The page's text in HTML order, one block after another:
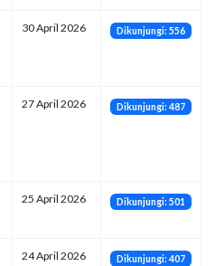
30 April 2026 Dikunjungi: 556
27 April 2026 Dikunjungi: 487
25 April 2026 Dikunjungi: 501
24 April 2026 Dikunjungi: 407